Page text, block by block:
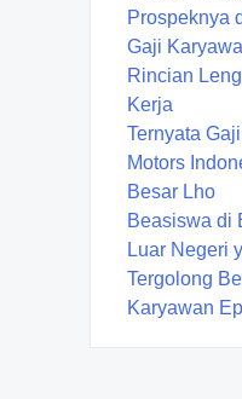
Prospeknya
Gaji
Rincian
Kerja
Ternyata
Motors
Besar Lho
Beasiswa di
Luar Negeri
Tergolong
Karyawan